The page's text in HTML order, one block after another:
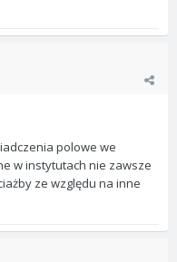
polowe we
w instytutach nie zawsze
ze względu na inne